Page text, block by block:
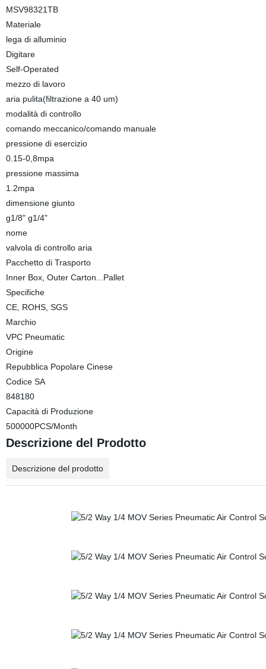
MSV98321TB
Materiale
lega di alluminio
Digitare
Self-Operated
mezzo di lavoro
aria pulita(filtrazione a 40 um)
modalità di controllo
comando meccanico/comando manuale
pressione di esercizio
0.15-0,8mpa
pressione massima
1.2mpa
dimensione giunto
g1/8" g1/4"
nome
valvola di controllo aria
Pacchetto di Trasporto
Inner Box, Outer Carton...Pallet
Specifiche
CE, ROHS, SGS
Marchio
VPC Pneumatic
Origine
Repubblica Popolare Cinese
Codice SA
848180
Capacità di Produzione
500000PCS/Month
Descrizione del Prodotto
Descrizione del prodotto